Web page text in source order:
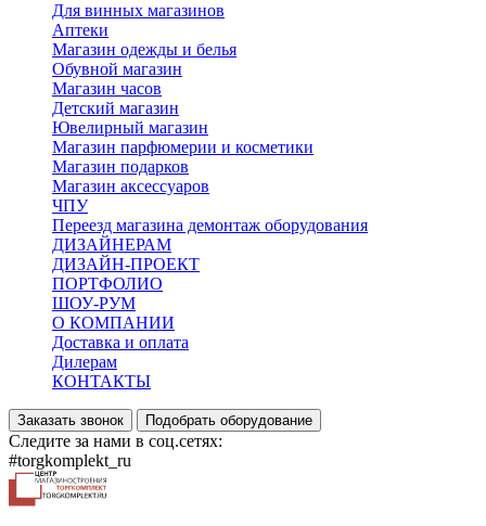
Для винных магазинов
Аптеки
Магазин одежды и белья
Обувной магазин
Магазин часов
Детский магазин
Ювелирный магазин
Магазин парфюмерии и косметики
Магазин подарков
Магазин аксессуаров
ЧПУ
Переезд магазина демонтаж оборудования
ДИЗАЙНЕРАМ
ДИЗАЙН-ПРОЕКТ
ПОРТФОЛИО
ШОУ-РУМ
О КОМПАНИИ
Доставка и оплата
Дилерам
КОНТАКТЫ
Заказать звонок Подобрать оборудование
Следите за нами в соц.сетях:
#torgkomplekt_ru